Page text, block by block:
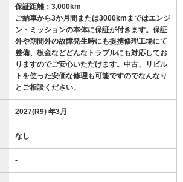
保証距離：3,000km
ご納車から3か月間または3000kmまではエンジ
ン・ミッションの本体に保証が付きます。保証
外や期間外の故障発生時にも提携修理工場にて
整備、板金などどんなトラブルにも対応してお
りますのでご安心いただけます。中古、リビル
トを使った安価な修理も可能ですのでなんなり
とご相談ください。
2027(R9) 年3月
なし
-